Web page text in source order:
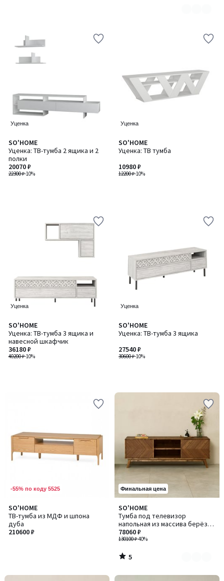
Уценка
SO'HOME
Уценка: ТВ-тумба 2 ящика и 2
полки
22300 ₽-10%
20070 ₽
Уценка
SO'HOME
Уценка: ТВ тумба
12200 ₽-10%
10980 ₽
Уценка
SO'HOME
Уценка: ТВ-тумба 3 ящика и
навесной шкафчик
40200 ₽-10%
36180 ₽
Уценка
SO'HOME
Уценка: ТВ-тумба 3 ящика
30600 ₽-10%
27540 ₽
-55% по коду 5525
SO'HOME
ТВ-тумба из МДФ и шпона
дуба
210600 ₽
Финальная цена
SO'HOME
Тумба под телевизор
напольная из массива берёзы
и шпона ореха
130100 ₽-40%
78060 ₽
5
/
5
Количество
цветов:
3
5
/